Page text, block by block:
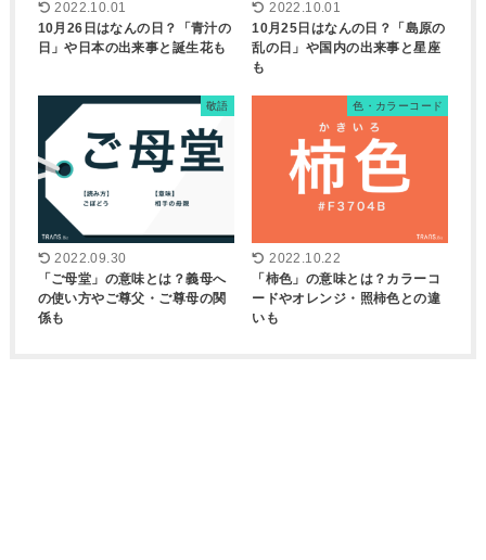
2022.10.01
10月26日はなんの日？「青汁の
日」や日本の出来事と誕生花も
2022.10.01
10月25日はなんの日？「島原の
乱の日」や国内の出来事と星座
も
敬語
2022.09.30
「ご母堂」の意味とは？義母へ
の使い方やご尊父・ご尊母の関
係も
色・カラーコード
2022.10.22
「柿色」の意味とは？カラーコ
ードやオレンジ・照柿色との違
いも